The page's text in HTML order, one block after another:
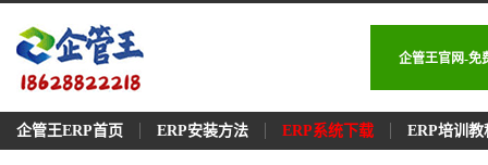
企管王官网-免
企管王ERP首页 ERP安装方法 ERP系统下载 ERP培训教